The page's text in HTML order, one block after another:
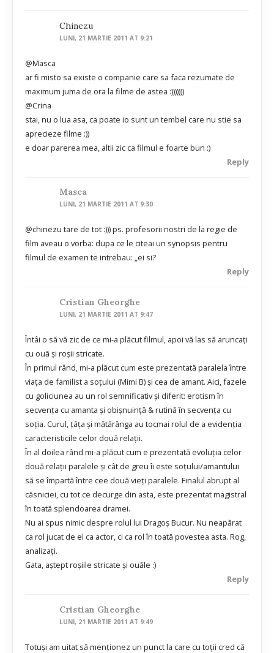
Chinezu
LUNI, 21 MARTIE 2011 AT 9:21
@Masca
ar fi misto sa existe o companie care sa faca rezumate de
maximum juma de ora la filme de astea :)))))))
@Crina
stai, nu o lua asa, ca poate io sunt un tembel care nu stie sa
aprecieze filme :))
e doar parerea mea, altii zic ca filmul e foarte bun :)
Reply
Masca
LUNI, 21 MARTIE 2011 AT 9:30
@chinezu tare de tot :))) ps. profesorii nostri de la regie de
film aveau o vorba: dupa ce le citeai un synopsis pentru
filmul de examen te intrebau: „ei si?
Reply
Cristian Gheorghe
LUNI, 21 MARTIE 2011 AT 9:47
Întâi o să vă zic de ce mi-a plăcut filmul, apoi vă las să aruncați
cu ouă și roșii stricate.
În primul rând, mi-a plăcut cum este prezentată paralela între
viața de familist a soțului (Mimi B) și cea de amant. Aici, fazele
cu goliciunea au un rol semnificativ și diferit: erotism în
secvența cu amanta și obișnuință & rutină în secvența cu
soția. Curul, țâța și mătărânga au tocmai rolul de a evidenția
caracteristicile celor două relații.
În al doilea rând mi-a plăcut cum e prezentată evoluția celor
două relații paralele și cât de greu îi este soțului/amantului
să se împartă între cee două vieți paralele. Finalul abrupt al
căsniciei, cu tot ce decurge din asta, este prezentat magistral
în toată splendoarea dramei.
Nu ai spus nimic despre rolul lui Dragoș Bucur. Nu neapărat
ca rol jucat de el ca actor, ci ca rol în toată povestea asta. Rog,
analizați.
Gata, aștept roșiile stricate și ouăle :)
Reply
Cristian Gheorghe
LUNI, 21 MARTIE 2011 AT 9:49
Totuși am uitat să menționez un punct la care cu toții cred că